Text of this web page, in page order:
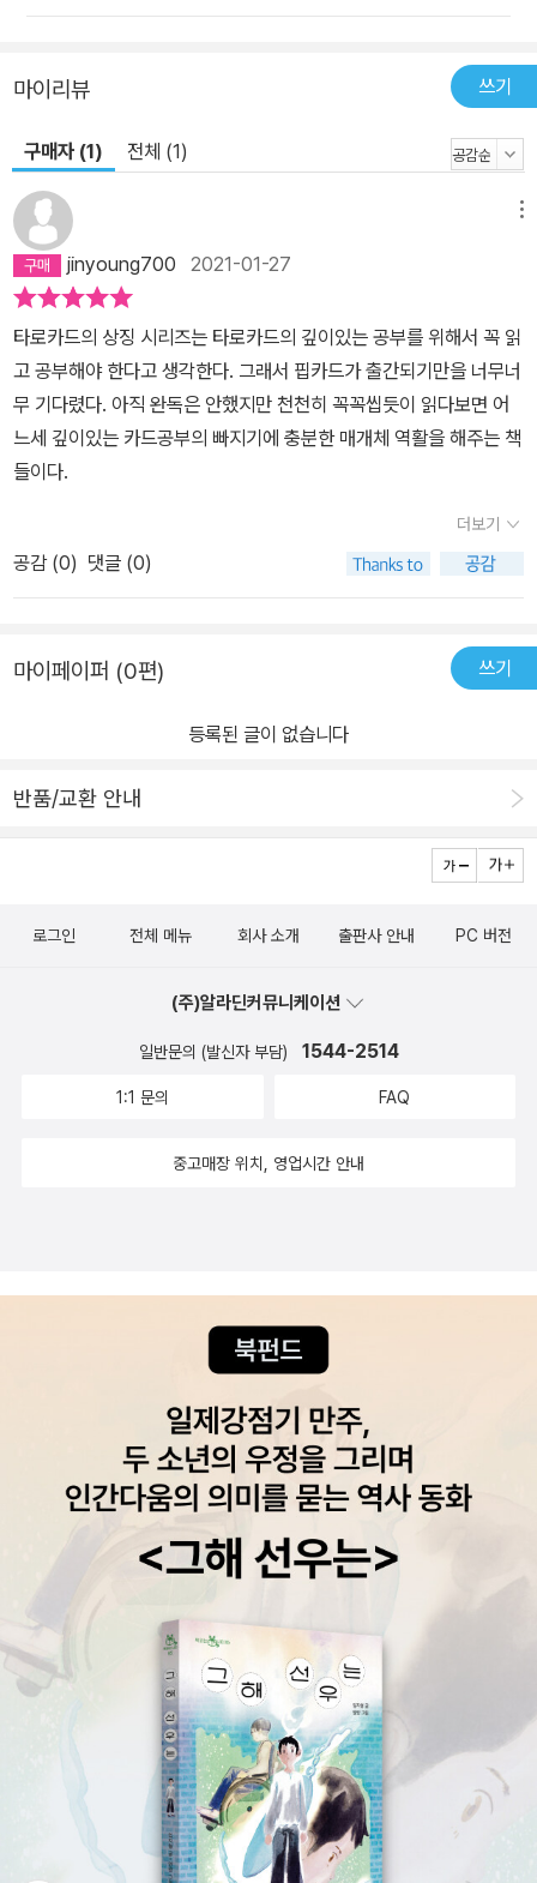
마이리뷰 쓰기
구매자 (1) 전체 (1)
jinyoung700 2021-01-27
타로카드의 상징 시리즈는 타로카드의 깊이있는 공부를 위해서 꼭 읽
고 공부해야 한다고 생각한다. 그래서 핍카드가 출간되기만을 너무너
무 기다렸다. 아직 완독은 안했지만 천천히 꼭꼭씹듯이 읽다보면 어
느세 깊이있는 카드공부의 빠지기에 충분한 매개체 역활을 해주는 책
들이다.
더보기
공감 (0) 댓글 (0)
마이페이퍼 (0편) 쓰기
등록된 글이 없습니다
반품/교환 안내
로그인 전체 메뉴 회사 소개 출판사 안내 PC 버전
(주)알라딘커뮤니케이션
일반문의 (발신자 부담) 1544-2514
1:1 문의 FAQ
중고매장 위치, 영업시간 안내